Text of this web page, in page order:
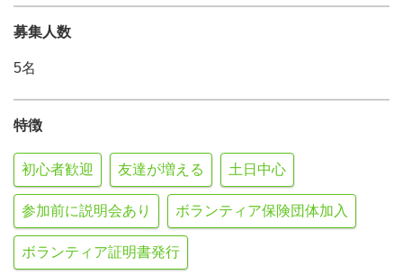
募集人数
5名
特徴
初心者歓迎 友達が増える 土日中心
参加前に説明会あり ボランティア保険団体加入
ボランティア証明書発行